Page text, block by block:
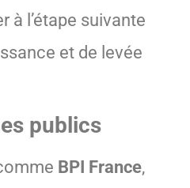
à l’étape suivante
et de levée
publics
BPI France,